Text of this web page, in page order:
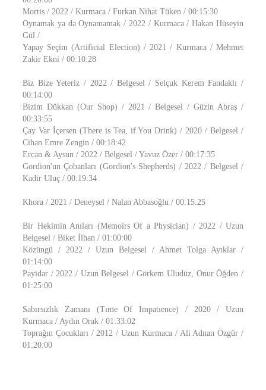
Mortis / 2022 / Kurmaca / Furkan Nihat Tüken / 00:15:30
Oynamak ya da Oynamamak / 2022 / Kurmaca / Hakan Hüseyin
Gül /
Yapay Seçim (Artificial Election) / 2021 / Kurmaca / Mehmet
Zakir Ekni / 00:10:28
Biz Bize Yeteriz / 2022 / Belgesel / Selçuk Kerem Fandaklı /
00:14:00
Bizim Dükkan (Our Shop) / 2021 / Belgesel / Güzin Abraş /
00:33:55
Çay Var İçersen (There is Tea, if You Drink) / 2020 / Belgesel /
Cihan Emre Zengin / 00:18:42
Ercan & Aysun / 2022 / Belgesel / Yavuz Özer / 00:17:35
Gordion'un Çobanları (Gordion's Shepherds) / 2022 / Belgesel /
Kadir Uluç / 00:19:34
Khora / 2021 / Deneysel / Nalan Abbasoğlu / 00:15:25
Bir Hekimin Anıları (Memoirs Of a Physician) / 2022 / Uzun
Belgesel / Biket İlhan / 01:00:00
Közüngü / 2022 / Uzun Belgesel / Ahmet Tolga Ayıklar /
01:14:00
Payidar / 2022 / Uzun Belgesel / Görkem Uludüz, Onur Öğden /
01:25:00
Sabırsızlık Zamanı (Tıme Of Impatıence) / 2020 / Uzun
Kurmaca / Aydın Orak / 01:33:02
Toprağın Çocukları / 2012 / Uzun Kurmaca / Ali Adnan Özgür /
01:20:00